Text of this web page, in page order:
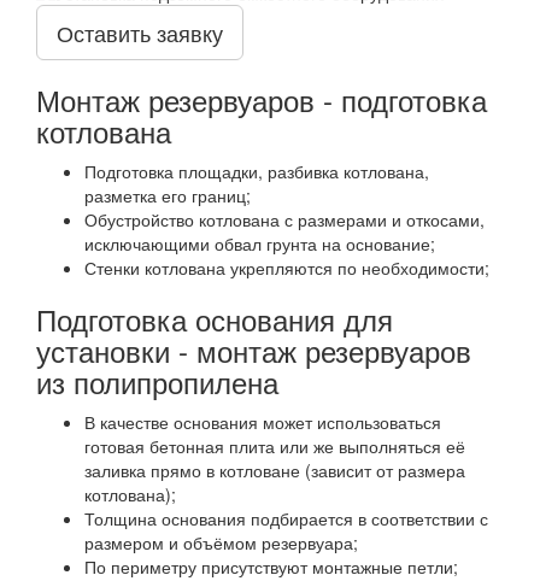
Оставить заявку
Монтаж резервуаров - подготовка
котлована
Подготовка площадки, разбивка котлована,
разметка его границ;
Обустройство котлована с размерами и откосами,
исключающими обвал грунта на основание;
Стенки котлована укрепляются по необходимости;
Подготовка основания для
установки - монтаж резервуаров
из полипропилена
В качестве основания может использоваться
готовая бетонная плита или же выполняться её
заливка прямо в котловане (зависит от размера
котлована);
Толщина основания подбирается в соответствии с
размером и объёмом резервуара;
По периметру присутствуют монтажные петли;